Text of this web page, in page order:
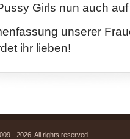
Girls nun auch
unserer
ihr lieben!
- 2026. All rights reserved.